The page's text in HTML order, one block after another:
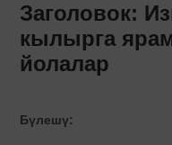
Заголовок:
кылырга
йолалар
Бүлешү: